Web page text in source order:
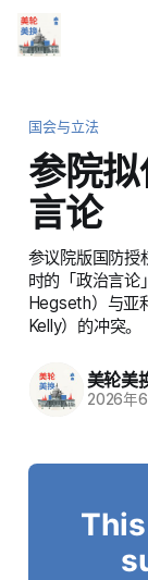
国会与立法
参院
言论
参议院版国防授
时的「政治言论
Hegseth）与亚
Kelly）的冲突。
美轮美
2026年